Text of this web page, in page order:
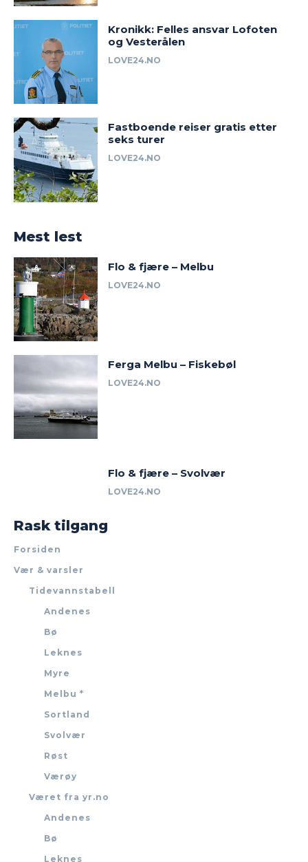
Kronikk: Felles ansvar Lofoten
og Vesterålen
LOVE24.NO
Fastboende reiser gratis etter
seks turer
LOVE24.NO
Mest lest
Flo & fjære – Melbu
LOVE24.NO
Ferga Melbu – Fiskebøl
LOVE24.NO
Flo & fjære – Svolvær
LOVE24.NO
Rask tilgang
Forsiden
Vær & varsler
Tidevannstabell
Andenes
Bø
Leknes
Myre
Melbu *
Sortland
Svolvær
Røst
Værøy
Været fra yr.no
Andenes
Bø
Leknes